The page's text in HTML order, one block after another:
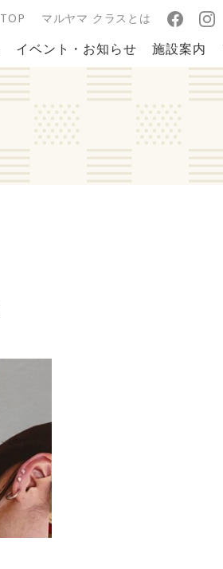
TOP マルヤマ クラスとは
イベント・お知らせ 施設案内